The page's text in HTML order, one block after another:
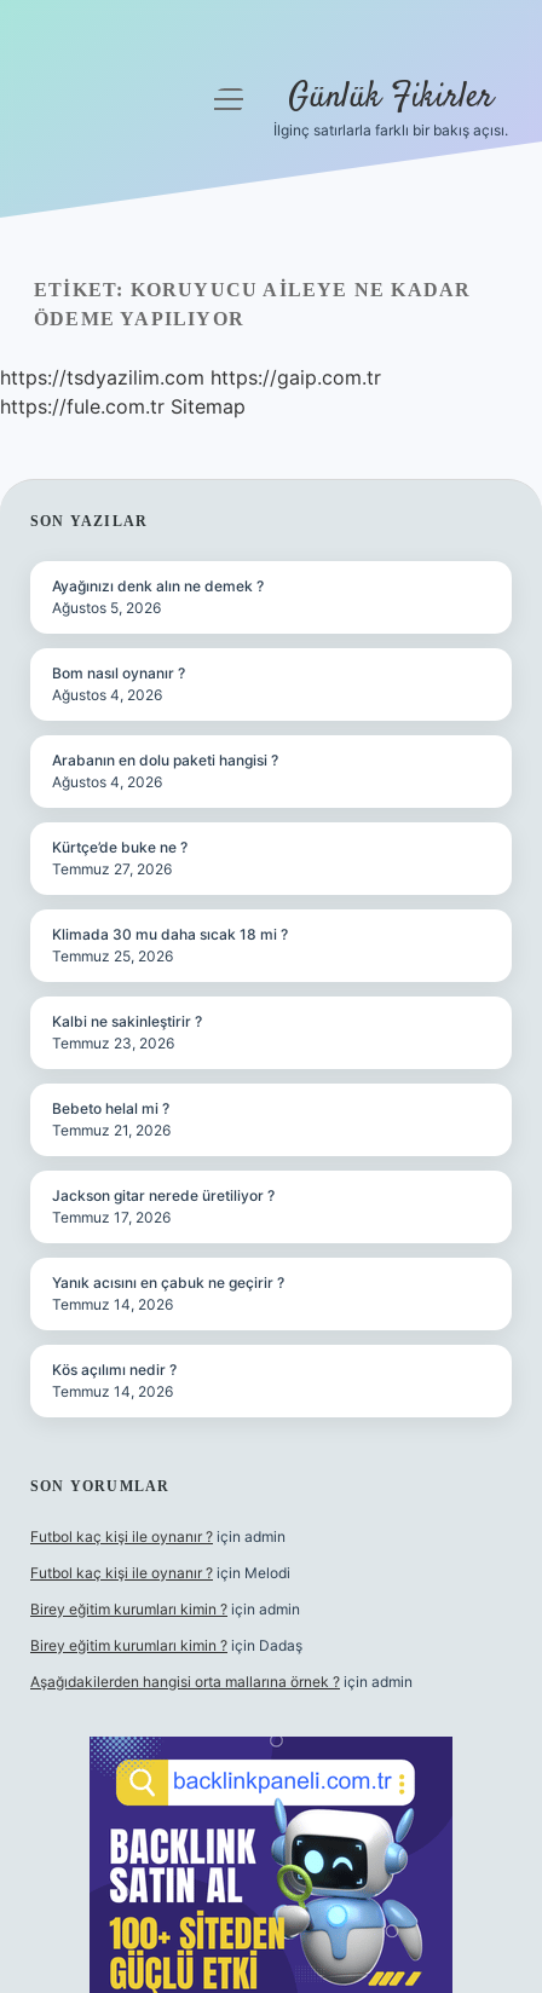
Yasal Uyarı
menüyü Günlük Fikirler
İlginç satırlarla farklı bir bakış açısı.
ETIKET: KORUYUCU AILEYE NE KADAR
ÖDEME YAPILIYOR
https://tsdyazilim.com https://gaip.com.tr
https://fule.com.tr Sitemap
SIDEBAR
SON YAZILAR
Ayağınızı denk alın ne demek ?
Ağustos 5, 2026
Bom nasıl oynanır ?
Ağustos 4, 2026
Arabanın en dolu paketi hangisi ?
Ağustos 4, 2026
Kürtçe’de buke ne ?
Temmuz 27, 2026
Klimada 30 mu daha sıcak 18 mi ?
Temmuz 25, 2026
Kalbi ne sakinleştirir ?
Temmuz 23, 2026
Bebeto helal mi ?
Temmuz 21, 2026
Jackson gitar nerede üretiliyor ?
Temmuz 17, 2026
Yanık acısını en çabuk ne geçirir ?
Temmuz 14, 2026
Kös açılımı nedir ?
Temmuz 14, 2026
SON YORUMLAR
Futbol kaç kişi ile oynanır ? için admin
Futbol kaç kişi ile oynanır ? için Melodi
Birey eğitim kurumları kimin ? için admin
Birey eğitim kurumları kimin ? için Dadaş
Aşağıdakilerden hangisi orta mallarına örnek ? için admin